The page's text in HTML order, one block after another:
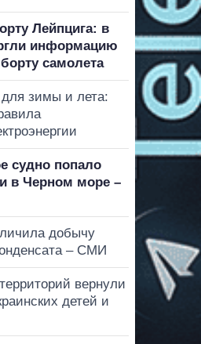
Лейпцига: в
информацию
самолета
зимы и лета:
судно попало
в Черном море –
добычу
– СМИ
вернули
детей и